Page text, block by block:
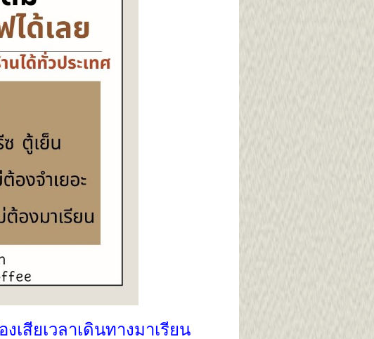
งเสียเวลาเดินทางมาเรียน